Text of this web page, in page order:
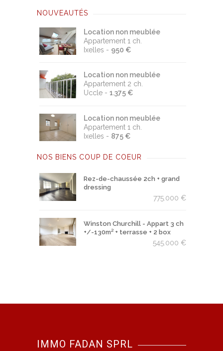
NOUVEAUTÉS
Location non meublée
Appartement 1 ch.
Ixelles - 950 €
Location non meublée
Appartement 2 ch.
Uccle - 1.375 €
Location non meublée
Appartement 1 ch.
Ixelles - 875 €
NOS BIENS COUP DE COEUR
Rez-de-chaussée 2ch + grand
dressing
775.000 €
Winston Churchill - Appart 3 ch
+/-130m² + terrasse + 2 box
545.000 €
IMMO FADAN SPRL